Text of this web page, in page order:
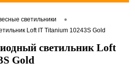
светильники •
Loft IT Titanium 10243S Gold
светильник Loft
Gold